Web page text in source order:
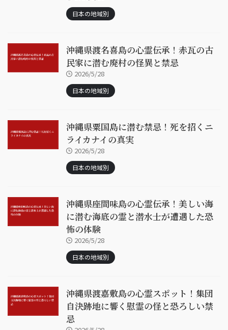
日本の地域別
沖縄県渡名喜島の心霊伝承！赤瓦の古
民家に潜む廃村の怪異と禁忌
2026/5/28
日本の地域別
沖縄県粟国島に潜む禁忌！死を招くニ
ライカナイの真実
2026/5/28
日本の地域別
沖縄県座間味島の心霊伝承！美しい海
に潜む海底の霊と潜水士が遭遇した恐
怖の体験
2026/5/28
日本の地域別
沖縄県渡嘉敷島の心霊スポット！集団
自決跡地に響く慰霊の怪と恐ろしい禁
忌